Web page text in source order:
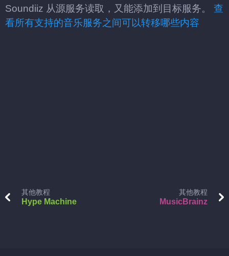
Soundiiz 从源服务读取，又能添加到目标服务。 查
看所有支持的音乐服务之间可以转移哪些内容
其他教程
Hype Machine
其他教程
MusicBrainz